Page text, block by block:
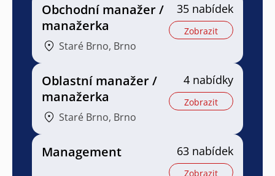
Obchodní manažer /
manažerka
Staré Brno, Brno
35 nabídek
Zobrazit
Oblastní manažer /
manažerka
Staré Brno, Brno
4 nabídky
Zobrazit
Management 63 nabídek
Zobrazit